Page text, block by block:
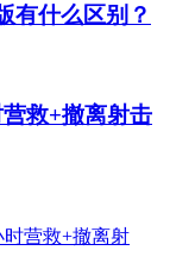
有什么区别？
救+撤离射击